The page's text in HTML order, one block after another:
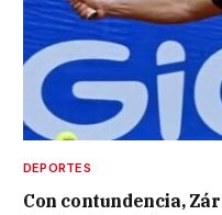
DEPORTES
Con contundencia,